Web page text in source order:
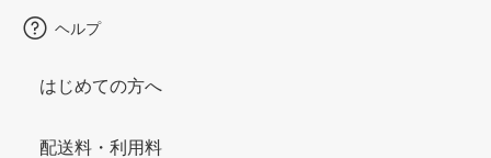
ヘルプ
はじめての方へ
配送料・利用料